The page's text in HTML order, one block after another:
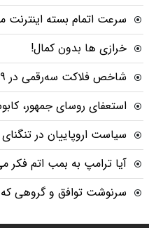
سرعت اتمام بسته‌
خرازی ها بدون کمال!
شاخص فلاکت سه‌رقمی در ۱۹ استان
استعفای روسای جمهور،
سیاست اروپاییان در
آیا ترامپ به بمب اتم فکر
سرنوشت توافق و گروهی